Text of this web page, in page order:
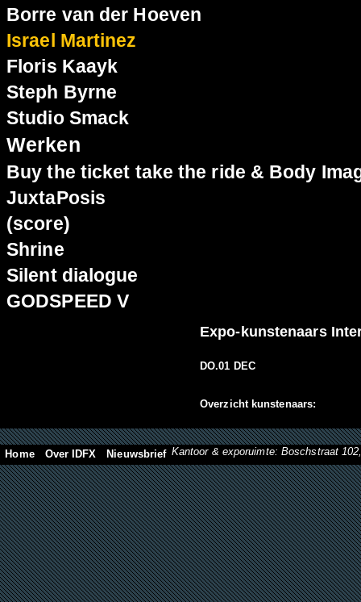
Borre van der Hoeven
Israel Martinez
Floris Kaayk
Steph Byrne
Studio Smack
Werken
Buy the ticket take the ride & Body
JuxtaPosis
(score)
Shrine
Silent dialogue
GODSPEED V
Expo-kunstenaars
DO.01 DEC
Overzicht kunstenaars:
Home Over IDFX Nieuwsbrief Kantoor & exporuimte: Boschstraat